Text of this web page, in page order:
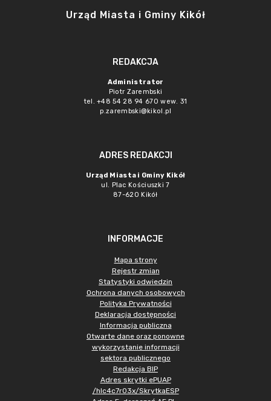
Urząd Miasta i Gminy Kikół
REDAKCJA
Administrator
Piotr Zarembski
tel. +48 54 28 94 670 wew. 31
p.zarembski@kikol.pl
ADRES REDAKCJI
Urząd Miasta i Gminy Kikół
ul. Plac Kościuszki 7
87-620 Kikół
INFORMACJE
Mapa strony
Rejestr zmian
Statystyki odwiedzin
Ochrona danych osobowych
Polityka Prywatności
Deklaracja dostępności
Informacja publiczna
Otwarte dane oraz ponowne
wykorzystanie informacji
sektora publicznego
Redakcja BIP
Adres skrytki ePUAP
/hlc4c7r03x/SkrytkaESP